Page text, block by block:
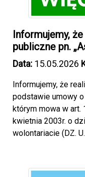
Informujemy,
publiczne pn.
Data: 15.05.2026
Informujemy, że
podstawie umowy
którym mowa w art.
kwietnia 2003r. o
wolontariacie (DZ.